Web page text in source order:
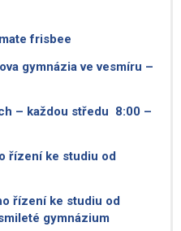
frisbee
gymnázia ve vesmíru –
– každou středu 8:00 –
řízení ke studiu od
řízení ke studiu od
gymnázium